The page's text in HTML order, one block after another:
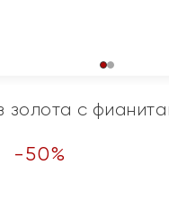
золота с
-50%